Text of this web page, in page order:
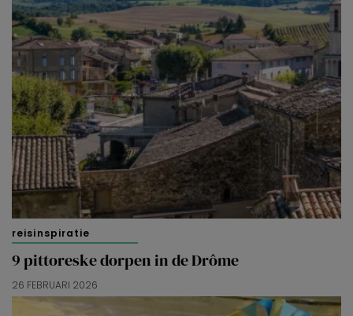
reisinspiratie
9 pittoreske dorpen in de Drôme
26 FEBRUARI 2026